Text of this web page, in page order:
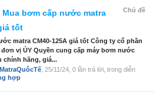
Chủ đề
Mua bơm cấp nước matra
tốt
matra CM40-125A giá tốt Công ty cổ phần
đơn vị ỦY Quyền cung cấp máy bơm nước
chính hãng, giá...
25/11/24 , 0 lần trả lời, trong diễn
hợp